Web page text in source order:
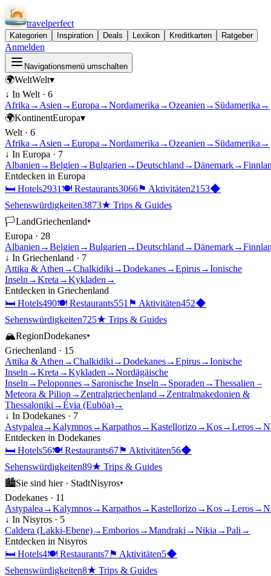
travelperfect
Kategorien Inspiration Deals Lexikon Kreditkarten Ratgeber
Anmelden
Navigationsmenü umschalten
🌍WeltWelt▾
↓ In Welt · 6
Afrika → Asien →Europa →Nordamerika →Ozeanien → Südamerika →
🌍KontinentEuropa▾
Welt · 6
Afrika → Asien →Europa →Nordamerika →Ozeanien → Südamerika →
↓ In Europa · 7
Albanien →Belgien →Bulgarien →Deutschland →Dänemark→
Entdecken in Europa
🛏 Hotels2931 🍽 Restaurants3066⚑ Aktivitäten2153◆
Sehenswürdigkeiten3873★ Trips & Guides
🏳LandGriechenland▾
Europa · 28
Albanien →Belgien →Bulgarien →Deutschland →Dänemark→
↓ In Griechenland · 7
Attika & Athen →Chalkidiki →Dodekanes→Epirus→Ionische
Inseln →Kreta →Kykladen →
Entdecken in Griechenland
🛏 Hotels490🍽 Restaurants551 ⚑ Aktivitäten452◆
Sehenswürdigkeiten725★ Trips & Guides
🏔RegionDodekanes▾
Griechenland · 15
Attika & Athen →Chalkidiki →Dodekanes→Epirus→Ionische
Inseln →Kreta →Kykladen →Nordägäische
Inseln →Peloponnes→ Saronische Inseln → Sporaden →Thessalien –
Meteora & Pilion → Zentralgriechenland → Zentralmakedonien &
Thessaloniki →Évia (Euböa)→
↓ In Dodekanes · 7
Astypalea →Kalymnos→Karpathos→Kastellorizo→Kos→Leros→
Entdecken in Dodekanes
🛏 Hotels56🍽 Restaurants67⚑ Aktivitäten56◆
Sehenswürdigkeiten89★ Trips & Guides
🏙Sie sind hier · StadtNisyros▾
Dodekanes · 11
Astypalea →Kalymnos→Karpathos→Kastellorizo→Kos→Leros→
↓ In Nisyros · 5
Caldera (Lakki-Ebene)→Emborios→Mandraki →Nikia →Pali →
Entdecken in Nisyros
🛏 Hotels4🍽 Restaurants7⚑ Aktivitäten5◆
Sehenswürdigkeiten8★ Trips & Guides